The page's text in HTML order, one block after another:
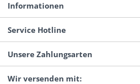
Informationen
Service Hotline
Unsere Zahlungsarten
Wir versenden mit: